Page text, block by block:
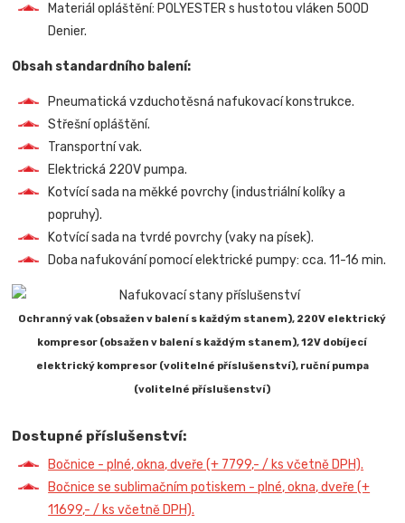
Materiál opláštění: POLYESTER s hustotou vláken 500D
Denier.
Obsah standardního balení:
Pneumatická vzduchotěsná nafukovací konstrukce.
Střešní opláštění.
Transportní vak.
Elektrická 220V pumpa.
Kotvící sada na měkké povrchy (industriální kolíky a
popruhy).
Kotvící sada na tvrdé povrchy (vaky na písek).
Doba nafukování pomocí elektrické pumpy: cca. 11-16 min.
Ochranný vak (obsažen v balení s každým stanem), 220V elektrický
kompresor (obsažen v balení s každým stanem), 12V dobíjecí
elektrický kompresor (volitelné příslušenství), ruční pumpa
(volitelné příslušenství)
Dostupné příslušenství:
Bočnice - plné, okna, dveře (+ 7799,- / ks včetně DPH).
Bočnice se sublimačním potiskem - plné, okna, dveře (+
11699,- / ks včetně DPH).